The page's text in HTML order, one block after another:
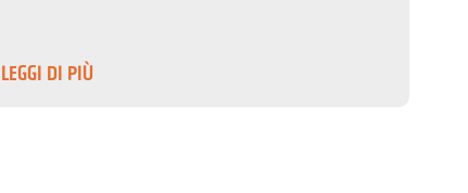
LEGGI DI PIÙ